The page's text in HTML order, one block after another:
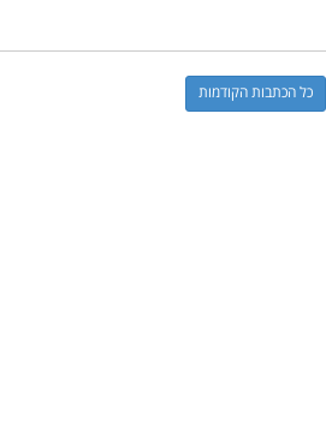
כל הכתבות הקודמות